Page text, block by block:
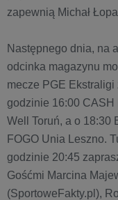
zapewnią Michał
Następnego dnia, na
odcinka magazynu
mecze PGE Ekstraligi
godzinie 16:00 CASH
Well Toruń, a o 18:30
FOGO Unia Leszno.
godzinie 20:45
Gośćmi Marcina
(SportoweFakty.pl),